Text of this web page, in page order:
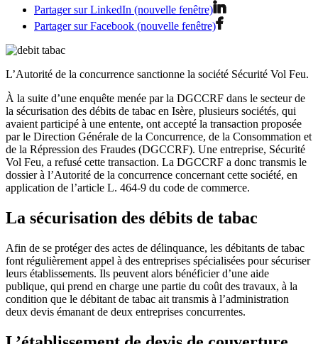
Partager sur LinkedIn (nouvelle fenêtre)
Partager sur Facebook (nouvelle fenêtre)
L’Autorité de la concurrence sanctionne la société Sécurité Vol Feu.
À la suite d’une enquête menée par la DGCCRF dans le secteur de
la sécurisation des débits de tabac en Isère, plusieurs sociétés, qui
avaient participé à une entente, ont accepté la transaction proposée
par le Direction Générale de la Concurrence, de la Consommation et
de la Répression des Fraudes (DGCCRF). Une entreprise, Sécurité
Vol Feu, a refusé cette transaction. La DGCCRF a donc transmis le
dossier à l’Autorité de la concurrence concernant cette société, en
application de l’article L. 464-9 du code de commerce.
La sécurisation des débits de tabac
Afin de se protéger des actes de délinquance, les débitants de tabac
font régulièrement appel à des entreprises spécialisées pour sécuriser
leurs établissements. Ils peuvent alors bénéficier d’une aide
publique, qui prend en charge une partie du coût des travaux, à la
condition que le débitant de tabac ait transmis à l’administration
deux devis émanant de deux entreprises concurrentes.